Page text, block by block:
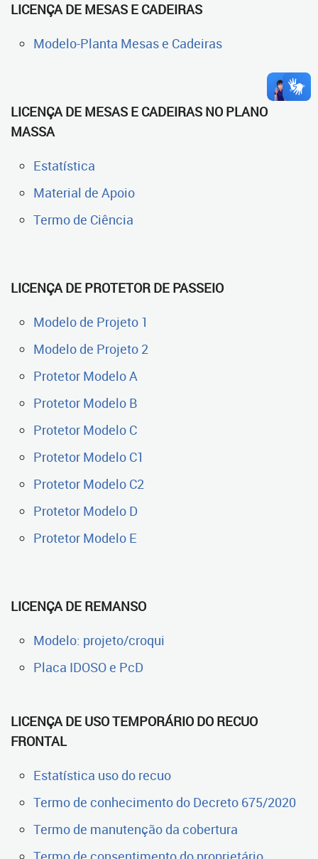
LICENÇA DE MESAS E CADEIRAS
Modelo-Planta Mesas e Cadeiras
LICENÇA DE MESAS E CADEIRAS NO PLANO
MASSA
Estatística
Material de Apoio
Termo de Ciência
LICENÇA DE PROTETOR DE PASSEIO
Modelo de Projeto 1
Modelo de Projeto 2
Protetor Modelo A
Protetor Modelo B
Protetor Modelo C
Protetor Modelo C1
Protetor Modelo C2
Protetor Modelo D
Protetor Modelo E
LICENÇA DE REMANSO
Modelo: projeto/croqui
Placa IDOSO e PcD
LICENÇA DE USO TEMPORÁRIO DO RECUO
FRONTAL
Estatística uso do recuo
Termo de conhecimento do Decreto 675/2020
Termo de manutenção da cobertura